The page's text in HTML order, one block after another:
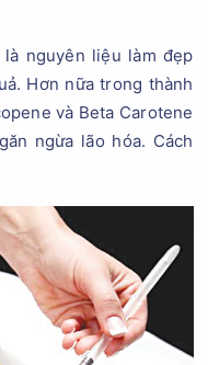
nguyên liệu làm đẹp
Hơn nữa trong thành
và Beta Carotene
ngừa lão hóa. Cách